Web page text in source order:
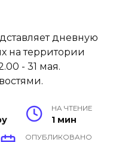
НА ЧТЕНИЕ
1 мин
ОПУБЛИКОВАНО